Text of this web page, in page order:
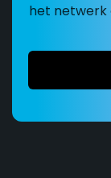
het netwerk